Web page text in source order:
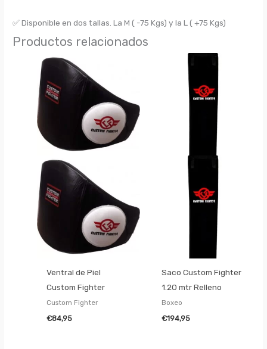
✅ Disponible en dos tallas. La M ( -75 Kgs) y la L ( +75 Kgs)
Productos relacionados
Ventral de Piel
Custom Fighter
Custom Fighter
€84,95
Saco Custom Fighter
1.20 mtr Relleno
Boxeo
€194,95